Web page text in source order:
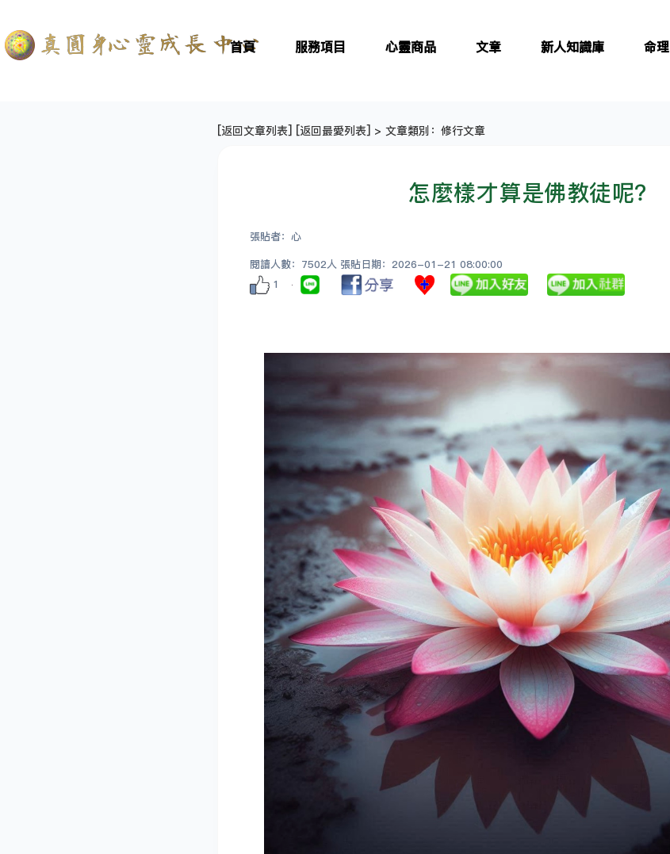
首頁 服務項目 心靈商品 文章 新人知識庫 命理
[返回文章列表] [返回最愛列表] > 文章類別：修行文章
怎麼樣才算是佛教徒呢？
張貼者：心
閱讀人數：7502人 張貼日期：2026-01-21 08:00:00
1